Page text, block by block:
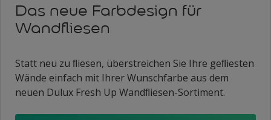
Das neue Farbdesign für
Wandfliesen
Statt neu zu ﬂiesen, überstreichen Sie Ihre geﬂiesten
Wände einfach mit Ihrer Wunschfarbe aus dem
neuen Dulux Fresh Up Wandﬂiesen-Sortiment.